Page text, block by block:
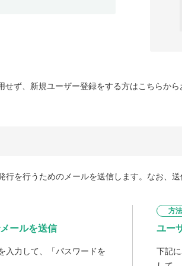
ず、新規ユーザー登録をする方はこちらから
行を行うためのメールを送信します。なお、
ールを送信
入力して、「パスワードを
方
ユー
下記